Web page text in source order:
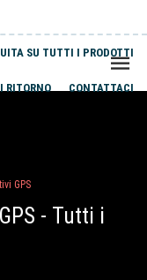
SU TUTTI I PRODOTTI
RITORNO CONTATTACI
GPS
- Tutti i